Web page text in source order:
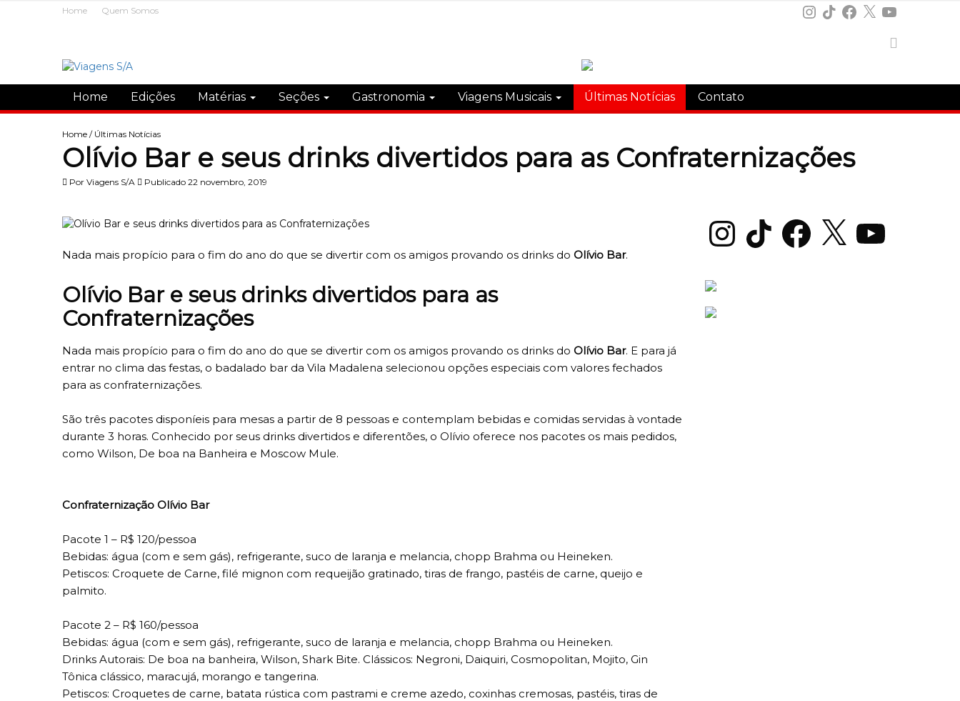
Home Quem Somos Instagram
TikTokFacebook
X YouTube
Home Edições Matérias Seções Gastronomia Viagens Musicais Últimas Notícias Contato
Home / Últimas Notícias
Olívio Bar e seus drinks divertidos para as Confraternizações
Por Viagens S/A Publicado 22 novembro, 2019
Nada mais propício para o fim do ano do que se divertir com os amigos provando os drinks do Olívio Bar.
Olívio Bar e seus drinks divertidos para as
Confraternizações
Nada mais propício para o fim do ano do que se divertir com os amigos provando os drinks do Olívio Bar. E para já
entrar no clima das festas, o badalado bar da Vila Madalena selecionou opções especiais com valores fechados
para as confraternizações.
São três pacotes disponíeis para mesas a partir de 8 pessoas e contemplam bebidas e comidas servidas à vontade
durante 3 horas. Conhecido por seus drinks divertidos e diferentões, o Olívio oferece nos pacotes os mais pedidos,
como Wilson, De boa na Banheira e Moscow Mule.
Confraternização Olívio Bar
Pacote 1 – R$ 120/pessoa
Bebidas: água (com e sem gás), refrigerante, suco de laranja e melancia, chopp Brahma ou Heineken.
Petiscos: Croquete de Carne, filé mignon com requeijão gratinado, tiras de frango, pastéis de carne, queijo e
palmito.
Pacote 2 – R$ 160/pessoa
Bebidas: água (com e sem gás), refrigerante, suco de laranja e melancia, chopp Brahma ou Heineken.
Drinks Autorais: De boa na banheira, Wilson, Shark Bite. Clássicos: Negroni, Daiquiri, Cosmopolitan, Mojito, Gin
Tônica clássico, maracujá, morango e tangerina.
Petiscos: Croquetes de carne, batata rústica com pastrami e creme azedo, coxinhas cremosas, pastéis, tiras de
InstagramTikTok Facebook
X YouTube